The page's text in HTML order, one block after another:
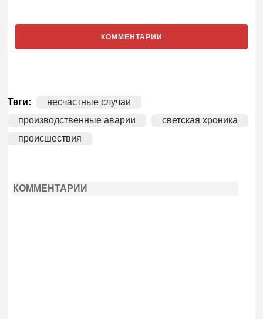
КОММЕНТАРИИ
Теги:
несчастные случаи
производственные аварии
светская хроника
происшествия
КОММЕНТАРИИ